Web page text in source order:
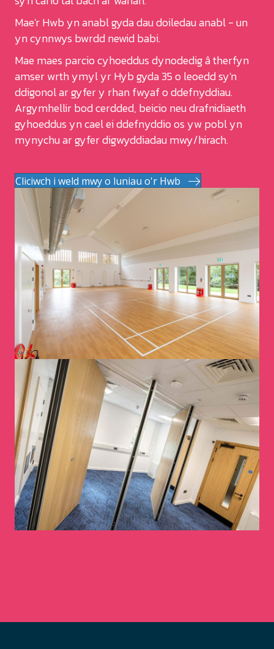
Mae'r Hwb yn anabl gyda dau doiledau anabl - un
yn cynnwys bwrdd newid babi.
Mae maes parcio cyhoeddus dynodedig â therfyn
amser wrth ymyl yr Hyb gyda 35 o leoedd sy'n
ddigonol ar gyfer y rhan fwyaf o ddefnyddiau.
Argymhellir bod cerdded, beicio neu drafnidiaeth
gyhoeddus yn cael ei ddefnyddio os yw pobl yn
mynychu ar gyfer digwyddiadau mwy/hirach.
Cliciwch i weld mwy o luniau o'r Hwb